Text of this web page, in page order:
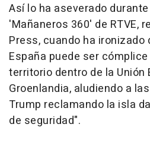
Así lo ha aseverado
'Mañaneros 360' de RTVE,
Press, cuando ha ironizado
España puede ser
territorio dentro de la Unión
Groenlandia, aludiendo a
Trump reclamando la isla
de seguridad".